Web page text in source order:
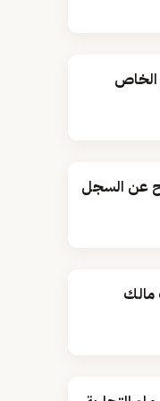
الخاص
عن السجل
مالك